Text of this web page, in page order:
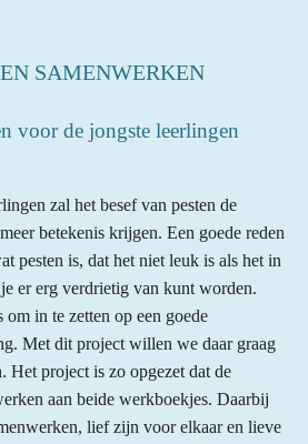
SAMENWERKEN
voor de jongste leerlingen
zal het besef van pesten de
betekenis krijgen. Een goede reden
pesten is, dat het niet leuk is als het in
er erg verdrietig van kunt worden.
in te zetten op een goede
Met dit project willen we daar graag
Het project is zo opgezet dat de
aan beide werkboekjes. Daarbij
lief zijn voor elkaar en lieve